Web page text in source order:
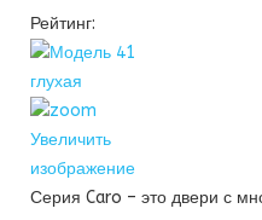
Рейтинг:
Увеличить
изображение
Серия Caro – это двери с